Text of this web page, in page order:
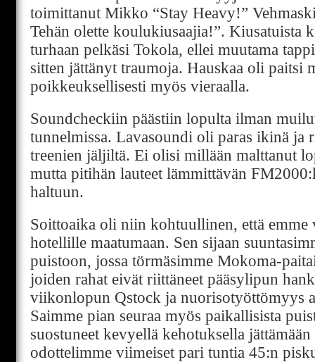
toimittanut Mikko “Stay Heavy!”
Tehän olette koulukiusaajia!”. Kiusatuista
turhaan pelkäsi Tokola, ellei muutama
sitten jättänyt traumoja. Hauskaa oli paitsi
poikkeuksellisesti myös vieraalla.
Soundcheckiin päästiin lopulta ilman
tunnelmissa. Lavasoundi oli paras ikinä ja
treenien jäljiltä. Ei olisi millään malttanut
mutta pitihän lauteet lämmittävän
haltuun.
Soittoaika oli niin kohtuullinen, että emme
hotellille maatumaan. Sen sijaan
puistoon, jossa törmäsimme Mokoma-
joiden rahat eivät riittäneet pääsylipun
viikonlopun Qstock ja nuorisotyöttömyys
Saimme pian seuraa myös paikallisista
suostuneet kevyellä kehotuksella
odottelimme viimeiset pari tuntia 45:n